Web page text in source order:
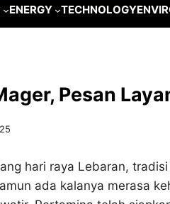
ENERGY TECHNOLOGY
Pesan
hari raya Lebaran,
ada kalanya merasa